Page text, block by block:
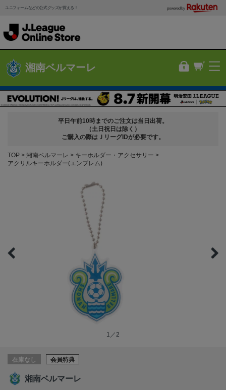
ユニフォームなどの公式グッズが買える！ powered by
湘南ベルマーレ
平日午前10時までのご注文は当日出荷。
（土日祝日は除く）
ご購入の際はＪリーグIDが必要です。
TOP 湘南ベルマーレ
キーホルダー・アクセサリー
アクリルキーホルダー(エンブレム)
1／2
在庫なし 会員特典
湘南ベルマーレ